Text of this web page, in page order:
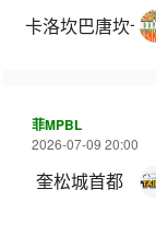
卡洛坎巴唐坎卡
菲MPBL
2026-07-09 20:00
奎松城首都